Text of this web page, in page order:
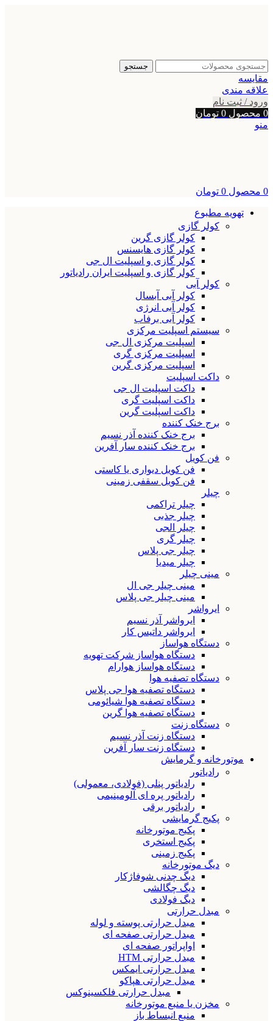
جستجو
مقایسه
علاقه مندی
ورود / ثبت نام
0 محصول 0 تومان
منو
0 محصول 0 تومان
تهویه مطبوع
کولر گازی
کولر گازی گرین
کولر گازی هایسنس
کولر گازی و اسپلیت ال جی
کولر گازی و اسپلیت ایران رادیاتور
کولر آبی
کولر آبی آبسال
کولر آبی انرژی
کولر آبی برفاب
سیستم اسپلیت مرکزی
اسپلیت مرکزی ال جی
اسپلیت مرکزی گری
اسپلیت مرکزی گرین
داکت اسپلیت
داکت اسپلیت ال جی
داکت اسپلیت گری
داکت اسپلیت گرین
برج خنک کننده
برج خنک کننده آذر نسیم
برج خنک کننده سار آفرین
فن کویل
فن کویل دیواری یا کاستی
فن کویل سقفی زمینی
چیلر
چیلر تراکمی
چیلر جذبی
چیلر الجی
چیلر گری
چیلر جی پلاس
چیلر میدیا
مینی چیلر
مینی چیلر جی ال
مینی چیلر جی پلاس
ایرواشر
ایرواشر آذر نسیم
ایرواشر داتیس کار
دستگاه هواساز
دستگاه هواساز شرکت تهویه
دستگاه هواساز هوارام
دستگاه تصفیه هوا
دستگاه تصفیه هوا جی پلاس
دستگاه تصفیه هوا شیائومی
دستگاه تصفیه هوا گرین
دستگاه زنت
دستگاه زنت آذر نسیم
دستگاه زنت سار آفرین
موتورخانه و گرمایش
رادیاتور
رادیاتور پنلی (فولادی، معمولی)
رادیاتور پره ای آلومینیمی
رادیاتور برقی
پکیج گرمایشی
پکیج موتورخانه
پکیج استخری
پکیج زمینی
دیگ موتورخانه
دیگ چدنی شوفاژکار
دیگ چگالشی
دیگ فولادی
مبدل حرارتی
مبدل حرارتی پوسته و لوله
مبدل حرارتی صفحه ای
اواپراتور صفحه ای
مبدل حرارتی HTM
مبدل حرارتی ایمکس
مبدل حرارتی هپاکو
مبدل حرارتی فلکسینوکس
مخزن یا منبع موتورخانه
منبع انبساط باز